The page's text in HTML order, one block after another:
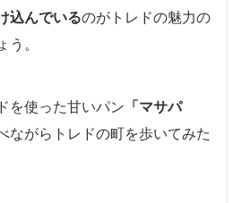
込んでいるのがトレドの魅力の
。
を使った甘いパン 「マサパ
ながらトレドの町を歩いてみた